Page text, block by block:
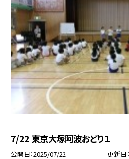
7/22 東京大塚阿波おどり１
公開日 2025/07/22 更新日